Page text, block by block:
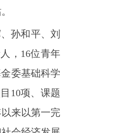
孙和平、刘
，16位青年
委基础科学
10项、课题
来以第一完